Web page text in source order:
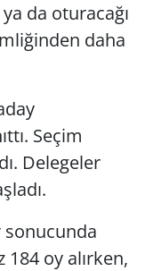
da oturacağı
daha
Seçim
Delegeler
sonucunda
184 oy alırken,